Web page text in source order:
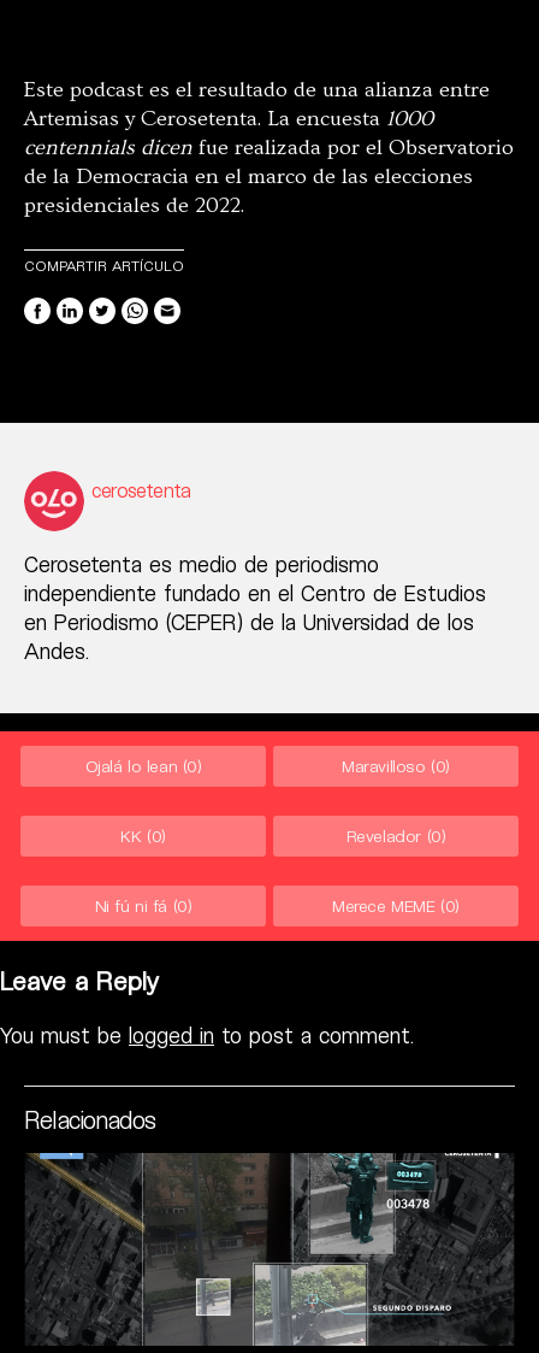
Este podcast es el resultado de una alianza entre
Artemisas y Cerosetenta. La encuesta 1000
centennials dicen fue realizada por el Observatorio
de la Democracia en el marco de las elecciones
presidenciales de 2022.
COMPARTIR ARTÍCULO
cerosetenta
Cerosetenta es medio de periodismo
independiente fundado en el Centro de Estudios
en Periodismo (CEPER) de la Universidad de los
Andes.
Ojalá lo lean (0) Maravilloso (0)
KK (0) Revelador (0)
Ni fú ni fá (0) Merece MEME (0)
Leave a Reply
You must be logged in to post a comment.
Relacionados